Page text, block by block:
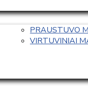
PRAUSTUVO
VIRTUVINIAI